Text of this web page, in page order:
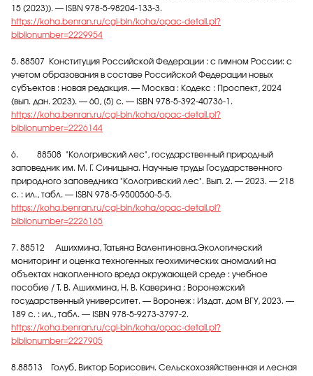
15 (2023)). — ISBN 978-5-98204-133-3.
https://koha.benran.ru/cgi-bin/koha/opac-detail.pl?
biblionumber=2229954
5. 88507 Конституция Российской Федерации : с гимном России: с
учетом образования в составе Российской Федерации новых
субъектов : новая редакция. — Москва : Кодекс : Проспект, 2024
(вып. дан. 2023). — 60, [5] с. — ISBN 978-5-392-40736-1.
https://koha.benran.ru/cgi-bin/koha/opac-detail.pl?
biblionumber=2226144
6. 88508 "Кологривский лес", государственный природный
заповедник им. М. Г. Синицына. Научные труды Государственного
природного заповедника "Кологривский лес". Вып. 2. — 2023. — 218
с. : ил., табл. — ISBN 978-5-9500560-5-5.
https://koha.benran.ru/cgi-bin/koha/opac-detail.pl?
biblionumber=2226165
7. 88512 Ашихмина, Татьяна Валентиновна.Экологический
мониторинг и оценка техногенных геохимических аномалий на
объектах накопленного вреда окружающей среде : учебное
пособие / Т. В. Ашихмина, Н. В. Каверина ; Воронежский
государственный университет. — Воронеж : Издат. дом ВГУ, 2023. —
189 с. : ил., табл. — ISBN 978-5-9273-3797-2.
https://koha.benran.ru/cgi-bin/koha/opac-detail.pl?
biblionumber=2227905
8.88513 Голуб, Виктор Борисович. Сельскохозяйственная и лесная